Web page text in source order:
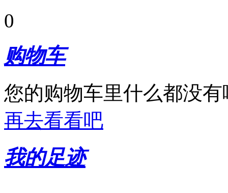
0
购物车
您的购物车里什么都没有
再去看看吧
我的足迹